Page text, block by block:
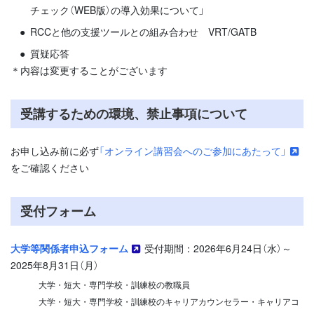
チェック（WEB版）の導入効果について」
RCCと他の支援ツールとの組み合わせ VRT/GATB
質疑応答
＊内容は変更することがございます
受講するための環境、禁止事項について
お申し込み前に必ず「オンライン講習会へのご参加にあたって」
をご確認ください
受付フォーム
大学等関係者申込フォーム
受付期間：2026年6月24日（水）～
2025年8月31日（月）
大学・短大・専門学校・訓練校の教職員
大学・短大・専門学校・訓練校のキャリアカウンセラー・キャリアコ